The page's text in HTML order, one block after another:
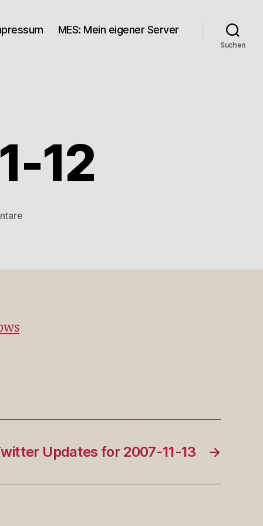
MES: Mein eigener Server
Suchen
12
zu
11-
→
Updates for 2007-11-13